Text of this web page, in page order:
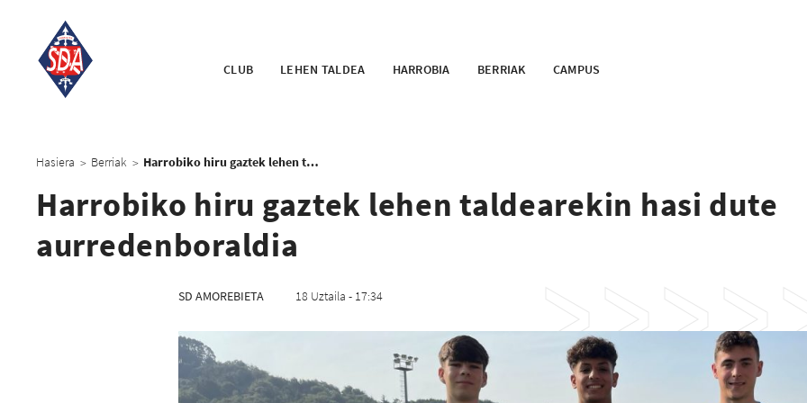
CLUB LEHEN TALDEA HARROBIA BERRIAK CAMPUS
Hasiera > Berriak > Harrobiko hiru gaztek lehen taldearekin hasi dute aurredenboraldia
Harrobiko hiru gaztek lehen taldearekin hasi dute
aurredenboraldia
SD AMOREBIETA 18 Uztaila - 17:34